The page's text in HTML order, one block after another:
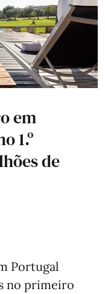
em
1.º
de
Portugal
no primeiro